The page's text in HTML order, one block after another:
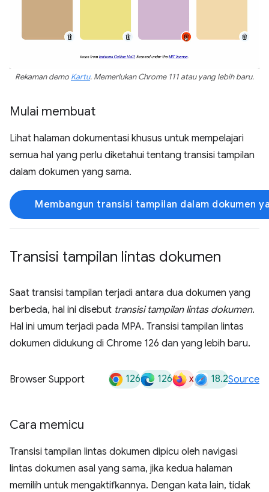
Rekaman demo Kartu. Memerlukan Chrome 111 atau yang lebih baru.
Mulai membuat
Lihat halaman dokumentasi khusus untuk mempelajari
semua hal yang perlu diketahui tentang transisi tampilan
dalam dokumen yang sama.
Membangun transisi tampilan dalam dokumen
Transisi tampilan lintas dokumen
Saat transisi tampilan terjadi antara dua dokumen yang
berbeda, hal ini disebut transisi tampilan lintas dokumen.
Hal ini umum terjadi pada MPA. Transisi tampilan lintas
dokumen didukung di Chrome 126 dan yang lebih baru.
Browser Support 126 126 x 18.2Source
Cara memicu
Transisi tampilan lintas dokumen dipicu oleh navigasi
lintas dokumen asal yang sama, jika kedua halaman
memilih untuk mengaktifkannya. Dengan kata lain, tidak